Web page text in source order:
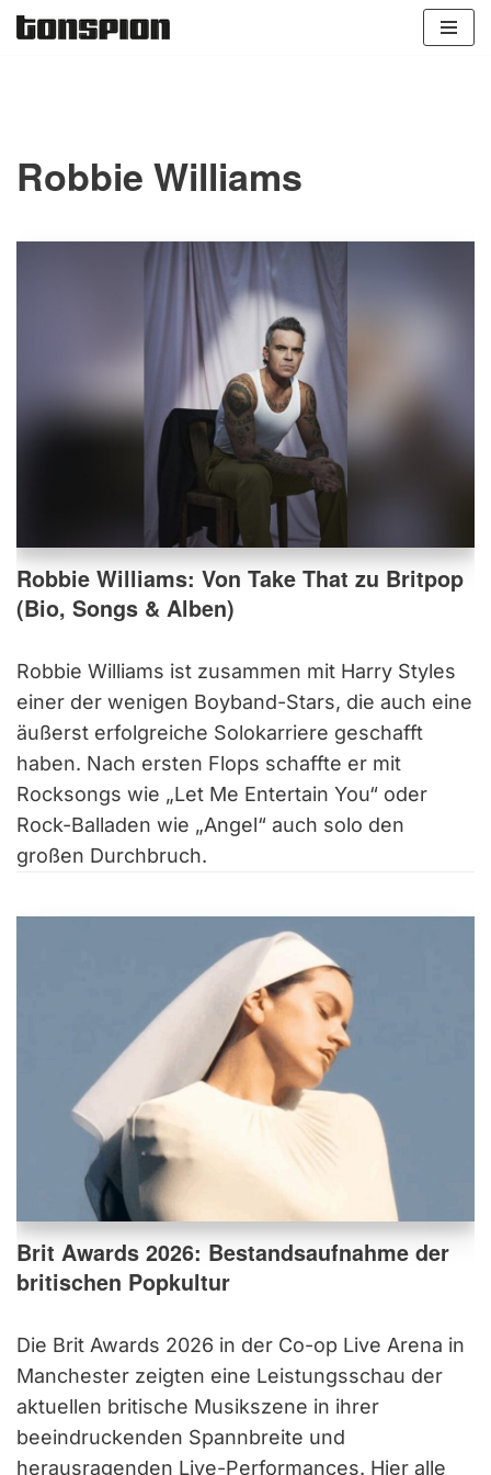
Robbie Williams
Robbie Williams: Von Take That zu Britpop
(Bio, Songs & Alben)
Robbie Williams ist zusammen mit Harry Styles
einer der wenigen Boyband-Stars, die auch eine
äußerst erfolgreiche Solokarriere geschafft
haben. Nach ersten Flops schaffte er mit
Rocksongs wie „Let Me Entertain You“ oder
Rock-Balladen wie „Angel“ auch solo den
großen Durchbruch.
Brit Awards 2026: Bestandsaufnahme der
britischen Popkultur
Die Brit Awards 2026 in der Co-op Live Arena in
Manchester zeigten eine Leistungsschau der
aktuellen britische Musikszene in ihrer
beeindruckenden Spannbreite und
herausragenden Live-Performances. Hier alle